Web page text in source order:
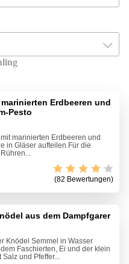
Erdbeeren und
Pesto
marinierten Erdbeeren und
in Gläser aufteilen.Für die
(82 Bewertungen)
aus dem Dampfgarer
Knödel Semmel in Wasser
Faschierten, Ei und der klein
und Pfeffer...